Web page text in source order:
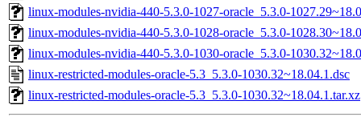
linux-modules-nvidia-440-5.3.0-1027-oracle_5.3.0-
linux-modules-nvidia-440-5.3.0-1028-oracle_5.3.0-
linux-modules-nvidia-440-5.3.0-1030-oracle_5.3.0-
linux-restricted-modules-oracle-5.3_5.3.0-1030.32~18.04.1.dsc
linux-restricted-modules-oracle-5.3_5.3.0-1030.32~18.04.1.tar.xz